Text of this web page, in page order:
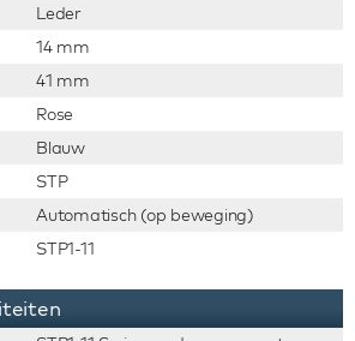
Leder
14 mm
41 mm
Rose
Blauw
STP
Automatisch (op beweging)
STP1-11